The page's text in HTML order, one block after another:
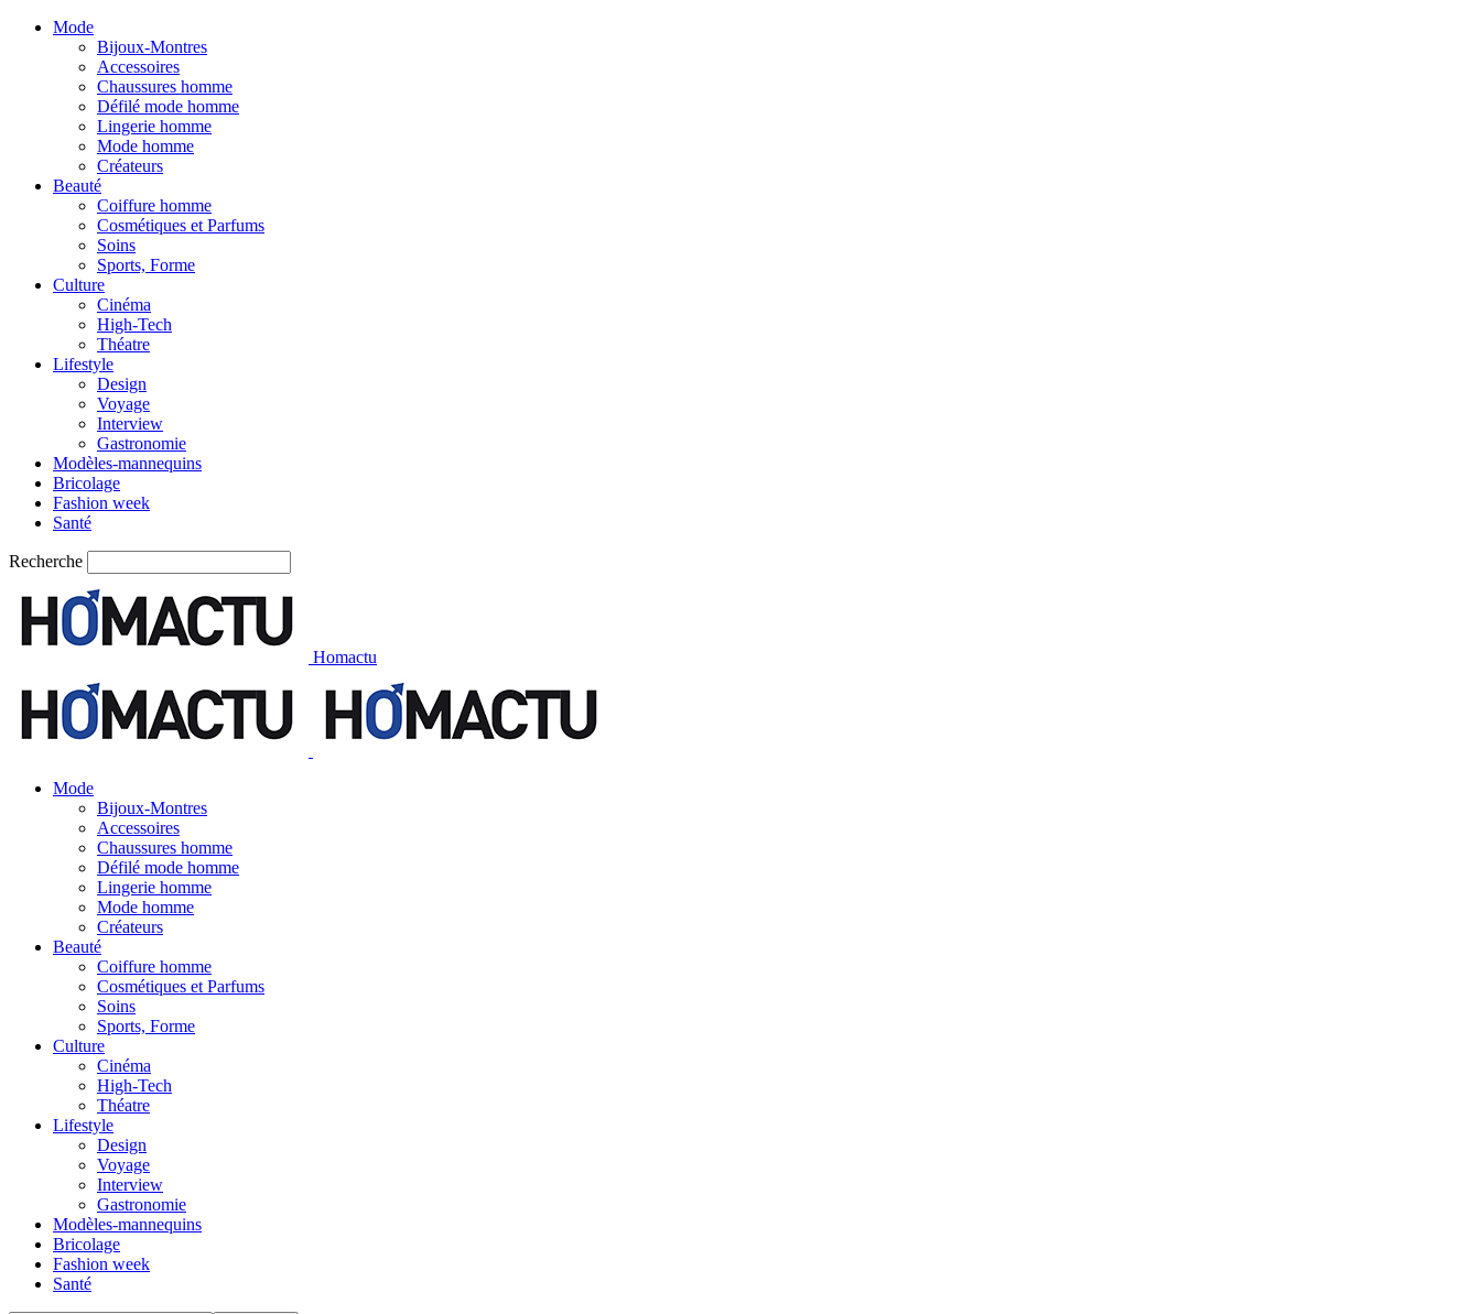
Mode
Bijoux-Montres
Accessoires
Chaussures homme
Défilé mode homme
Lingerie homme
Mode homme
Créateurs
Beauté
Coiffure homme
Cosmétiques et Parfums
Soins
Sports, Forme
Culture
Cinéma
High-Tech
Théatre
Lifestyle
Design
Voyage
Interview
Gastronomie
Modèles-mannequins
Bricolage
Fashion week
Santé
Recherche
Homactu
Mode
Bijoux-Montres
Accessoires
Chaussures homme
Défilé mode homme
Lingerie homme
Mode homme
Créateurs
Beauté
Coiffure homme
Cosmétiques et Parfums
Soins
Sports, Forme
Culture
Cinéma
High-Tech
Théatre
Lifestyle
Design
Voyage
Interview
Gastronomie
Modèles-mannequins
Bricolage
Fashion week
Santé